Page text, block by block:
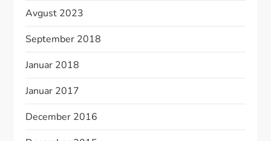
Avgust 2023
September 2018
Januar 2018
Januar 2017
December 2016